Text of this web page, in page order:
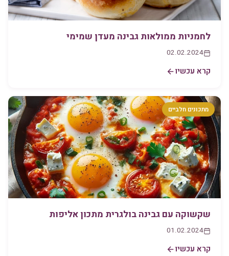
לחמניות ממולאות גבינה מעדן שמימי
02.02.2024
קרא עכשיו
מתכונים חלביים
שקשוקה עם גבינה בולגרית מתכון אליפות
01.02.2024
קרא עכשיו